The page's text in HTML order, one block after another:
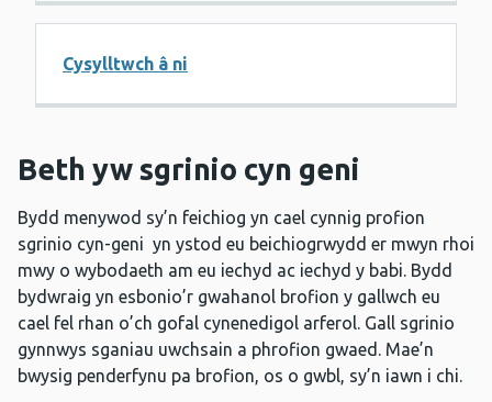
Cysylltwch â ni
Beth yw sgrinio cyn geni
Bydd menywod sy’n feichiog yn cael cynnig profion
sgrinio cyn-geni yn ystod eu beichiogrwydd er mwyn rhoi
mwy o wybodaeth am eu iechyd ac iechyd y babi. Bydd
bydwraig yn esbonio’r gwahanol brofion y gallwch eu
cael fel rhan o’ch gofal cynenedigol arferol. Gall sgrinio
gynnwys sganiau uwchsain a phrofion gwaed. Mae’n
bwysig penderfynu pa brofion, os o gwbl, sy’n iawn i chi.